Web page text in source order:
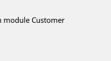
module Customer